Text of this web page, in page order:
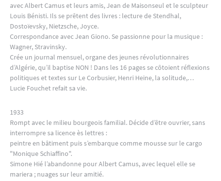
avec Albert Camus et leurs amis, Jean de Maisonseul et le sculpteur
Louis Bénisti. Ils se prêtent des livres : lecture de Stendhal,
Dostoïevsky, Nietzsche, Joyce.
Correspondance avec Jean Giono. Se passionne pour la musique :
Wagner, Stravinsky.
Crée un journal mensuel, organe des jeunes révolutionnaires
d’Algérie, qu’il baptise NON ! Dans les 16 pages se côtoient réflexions
politiques et textes sur Le Corbusier, Henri Heine, la solitude,…
Lucie Fouchet refait sa vie.
1933
Rompt avec le milieu bourgeois familial. Décide d’être ouvrier, sans
interrompre sa licence ès lettres :
peintre en bâtiment puis s’embarque comme mousse sur le cargo
"Monique Schiaffino".
Simone Hié l’abandonne pour Albert Camus, avec lequel elle se
mariera ; nuages sur leur amitié.